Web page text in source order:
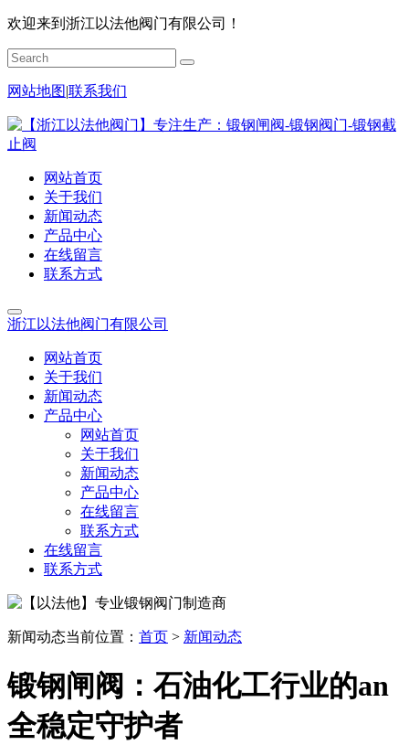
欢迎来到浙江以法他阀门有限公司！
网站地图|联系我们
网站首页
关于我们
新闻动态
产品中心
在线留言
联系方式
浙江以法他阀门有限公司
网站首页
关于我们
新闻动态
产品中心
网站首页
关于我们
新闻动态
产品中心
在线留言
联系方式
在线留言
联系方式
新闻动态当前位置： 首页 > 新闻动态
锻钢闸阀：石油化工行业的an
全稳定守护者